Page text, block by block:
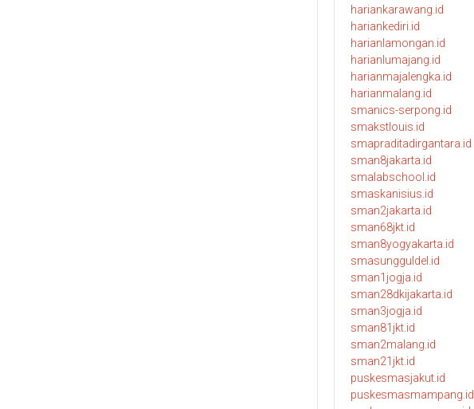
hariankarawang.id
hariankediri.id
harianlamongan.id
harianlumajang.id
harianmajalengka.id
harianmalang.id
smanics-serpong.id
smakstlouis.id
smapraditadirgantara.id
sman8jakarta.id
smalabschool.id
smaskanisius.id
sman2jakarta.id
sman68jkt.id
sman8yogyakarta.id
smasungguldel.id
sman1jogja.id
sman28dkijakarta.id
sman3jogja.id
sman81jkt.id
sman2malang.id
sman21jkt.id
puskesmasjakut.id
puskesmasmampang.id